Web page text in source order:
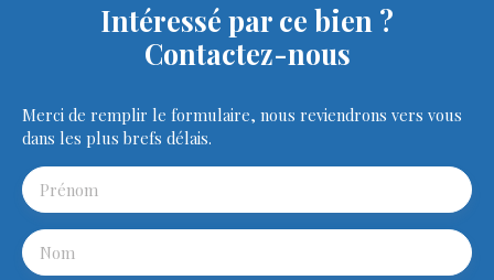
Intéressé par ce bien ?
Contactez-nous
Merci de remplir le formulaire, nous reviendrons vers vous
dans les plus brefs délais.
Prénom
Nom